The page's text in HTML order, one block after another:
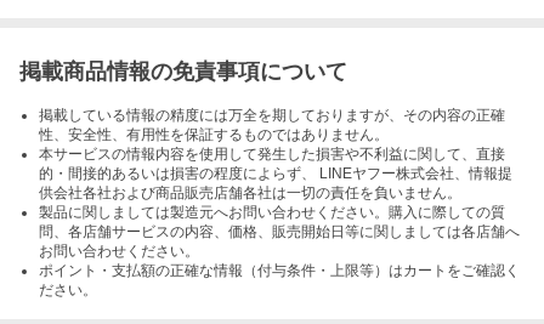
掲載商品情報の免責事項について
掲載している情報の精度には万全を期しておりますが、その内容の正確
性、安全性、有用性を保証するものではありません。
本サービスの情報内容を使用して発生した損害や不利益に関して、直接
的・間接的あるいは損害の程度によらず、 LINEヤフー株式会社、情報提
供会社各社および商品販売店舗各社は一切の責任を負いません。
製品に関しましては製造元へお問い合わせください。購入に際しての質
問、各店舗サービスの内容、価格、販売開始日等に関しましては各店舗へ
お問い合わせください。
ポイント・支払額の正確な情報（付与条件・上限等）はカートをご確認く
ださい。